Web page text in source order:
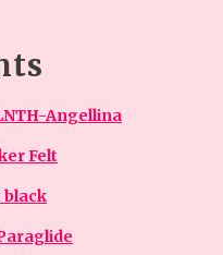
Angellina
Felt
black